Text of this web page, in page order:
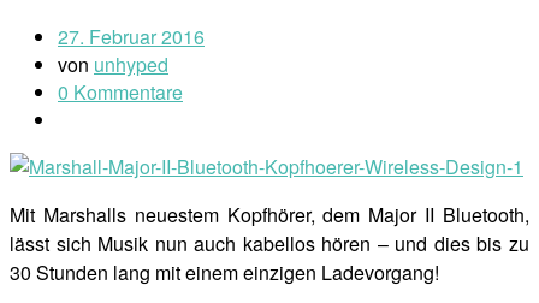
27. Februar 2016
von unhyped
0 Kommentare
Mit Marshalls neuestem Kopfhörer, dem Major II Bluetooth,
lässt sich Musik nun auch kabellos hören – und dies bis zu
30 Stunden lang mit einem einzigen Ladevorgang!